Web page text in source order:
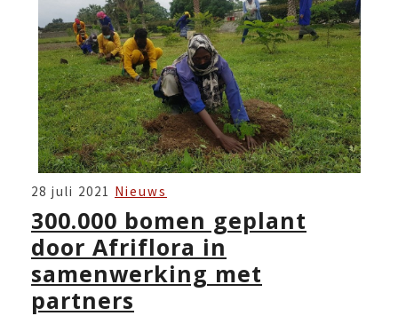
300.000
BOMEN
GEPLANT
DOOR
AFRIFLORA
IN
28 juli 2021 Nieuws
300.000 bomen geplant
door Afriflora in
samenwerking met
partners